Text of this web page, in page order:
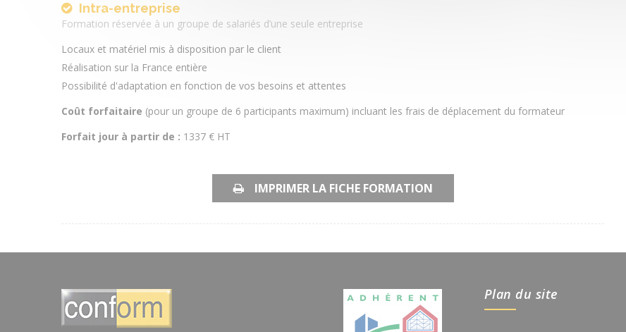
Intra-entreprise
Formation réservée à un groupe de salariés d’une seule entreprise
Locaux et matériel mis à disposition par le client
Réalisation sur la France entière
Possibilité d'adaptation en fonction de vos besoins et attentes
Coût forfaitaire (pour un groupe de 6 participants maximum) incluant les frais de déplacement du formateur
Forfait jour à partir de : 1337 € HT
IMPRIMER LA FICHE FORMATION
Plan du site